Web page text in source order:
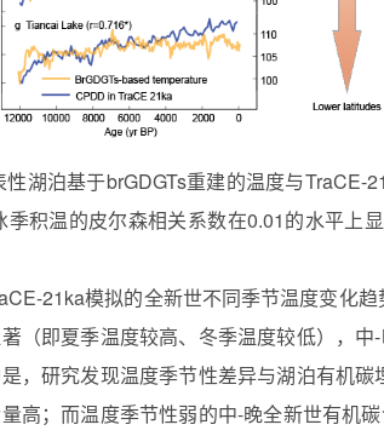
性湖泊基于brGDGTs重建的温度与TraCE-
季积温的皮尔森相关系数在0.01的水平上显
21ka模拟的全新世不同季节温度变化
（即夏季温度较高、冬季温度较低），
，研究发现温度季节性差异与湖泊有机
高；而温度季节性弱的中-晚全新世有机